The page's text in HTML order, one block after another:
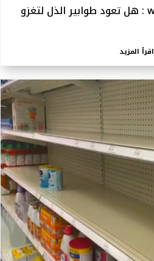
خاص www.limslb.com : هل تعود طوابير الذل لتغزو
اقرأ المزيد